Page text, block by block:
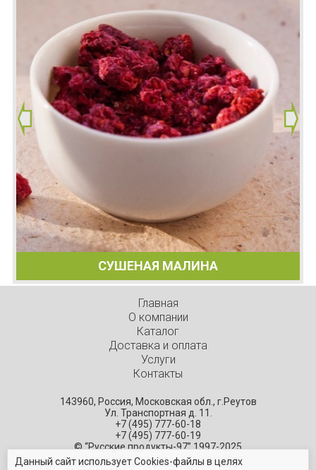
СУШЕНАЯ МАЛИНА
Главная
О компании
Каталог
Доставка и оплата
Услуги
Контакты
143960, Россия, Московская обл., г.Реутов
Ул. Транспортная д. 11.
+7 (495) 777-60-18
+7 (495) 777-60-19
© “Русские продукты-97” 1997-2025
— поставщик высококачественных ингредиентов
Данный сайт использует Cookies-файлы в целях